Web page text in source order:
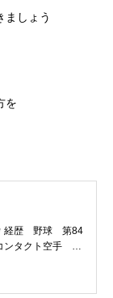
ましょう
を
経歴 野球 第84
ンタクト空手 日
ルター級王者
ーニング依頼は